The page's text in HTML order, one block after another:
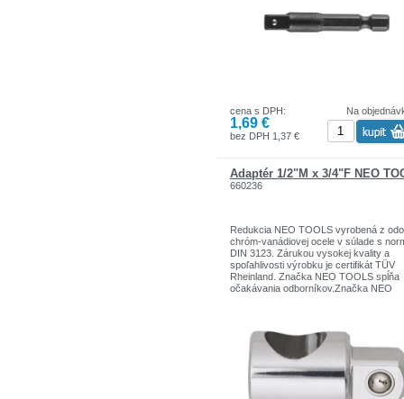
Na
cena s DPH:
1,69 €
bez DPH 1,37 €
Adaptér 1/2"M x 3/4"F NEO
660236
Redukcia NEO TOOLS vyrobená z
chróm-vanádiovej ocele v súlade s
DIN 3123. Zárukou vysokej kvality a
spoľahlivosti výrobku je certifikát TÜV
Rheinland. Značka NEO TOOLS spĺňa
očakávania odborníkov.Značka NEO
spoľahlivých nástrojov,
ktoré sa vyznačujú trvanlivosťou,
precíznosťou, vysokou kvalitou.